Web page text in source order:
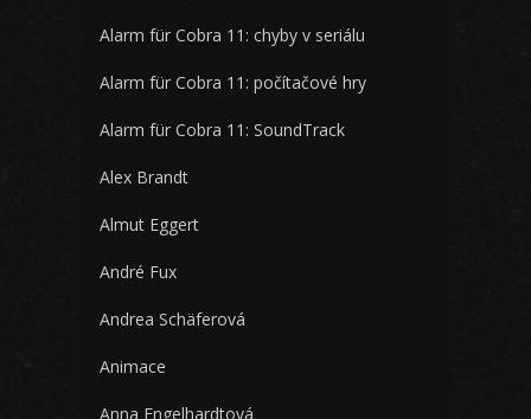
Alarm für Cobra 11: chyby v seriálu
Alarm für Cobra 11: počítačové hry
Alarm für Cobra 11: SoundTrack
Alex Brandt
Almut Eggert
André Fux
Andrea Schäferová
Animace
Anna Engelhardtová